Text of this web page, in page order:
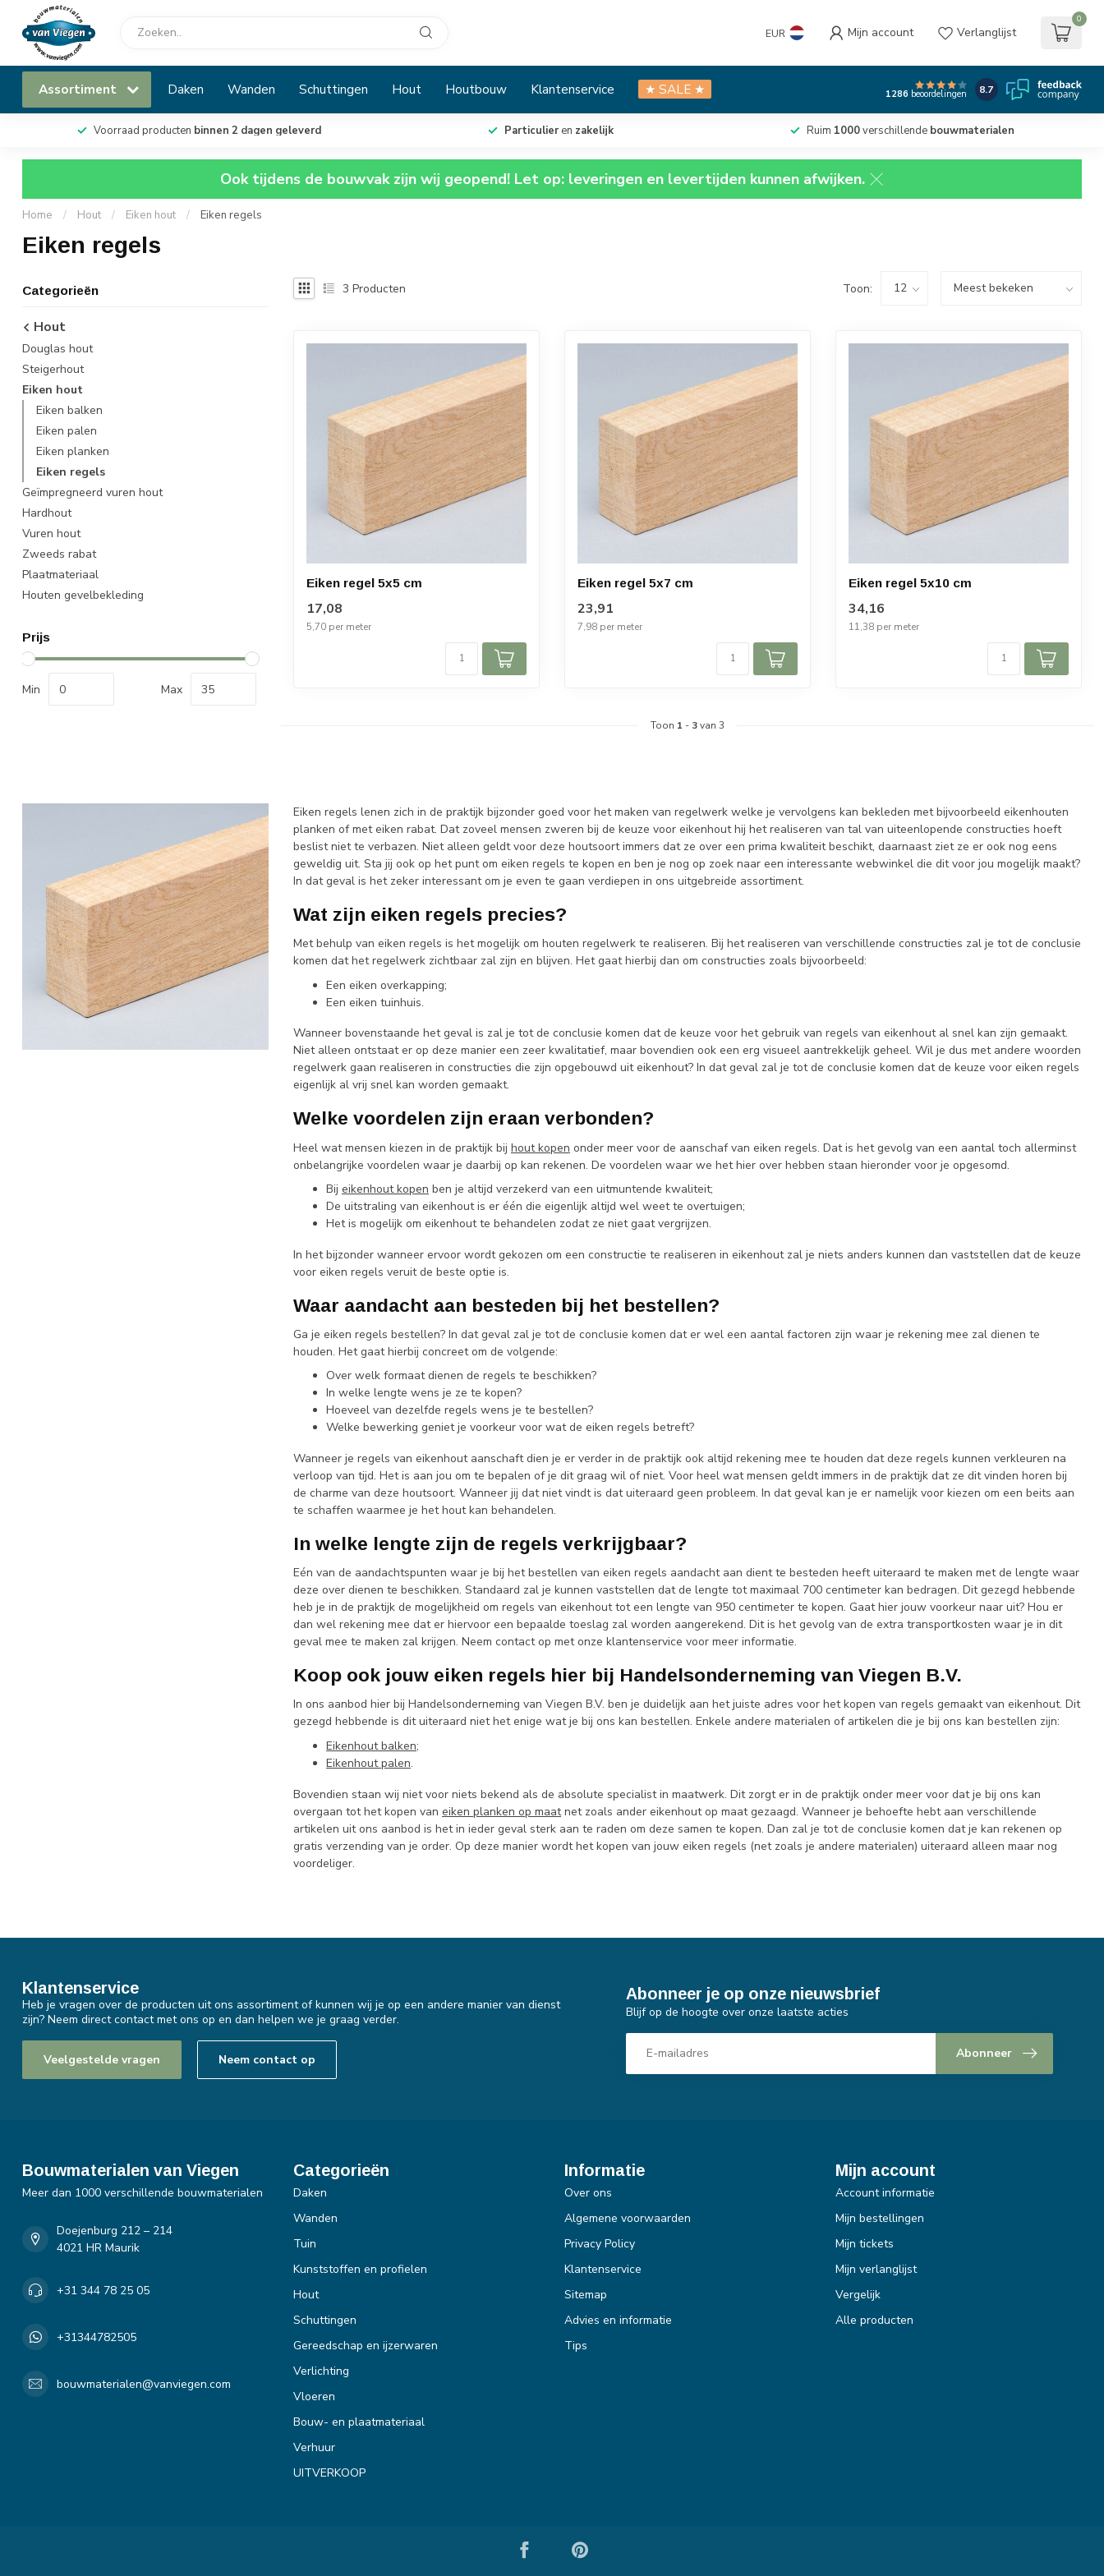
EUR Mijn account Verlanglijst
0
Assortiment Daken Wanden Schuttingen Hout Houtbouw Klantenservice ★ SALE ★ 1286 beoordelingen 8.7
Voorraad producten binnen 2 dagen geleverd Particulieren zakelijk Ruim 1000verschillende bouwmaterialen
Ook tijdens de bouwvak zijn wij geopend! Let op: leveringen en levertijden kunnen afwijken.
Home / Hout / Eiken hout / Eiken regels
Eiken regels
Categorieën
Hout
Douglas hout
Steigerhout
Eiken hout
Eiken balken
Eiken palen
Eiken planken
Eiken regels
Geïmpregneerd vuren hout
Hardhout
Vuren hout
Zweeds rabat
Plaatmateriaal
Houten gevelbekleding
Prijs
Min Max
3 Producten Toon:
Eiken regel 5x5 cm
17,08
5,70 per meter
Eiken regel 5x7 cm
23,91
7,98 per meter
Eiken regel 5x10 cm
34,16
11,38 per meter
Toon 1 - 3van 3
Eiken regels lenen zich in de praktijk bijzonder goed voor het maken van regelwerk welke je vervolgens kan bekleden met bijvoorbeeld eikenhouten
planken of met eiken rabat. Dat zoveel mensen zweren bij de keuze voor eikenhout hij het realiseren van tal van uiteenlopende constructies hoeft
beslist niet te verbazen. Niet alleen geldt voor deze houtsoort immers dat ze over een prima kwaliteit beschikt, daarnaast ziet ze er ook nog eens
geweldig uit. Sta jij ook op het punt om eiken regels te kopen en ben je nog op zoek naar een interessante webwinkel die dit voor jou mogelijk maakt?
In dat geval is het zeker interessant om je even te gaan verdiepen in ons uitgebreide assortiment.
Wat zijn eiken regels precies?
Met behulp van eiken regels is het mogelijk om houten regelwerk te realiseren. Bij het realiseren van verschillende constructies zal je tot de conclusie
komen dat het regelwerk zichtbaar zal zijn en blijven. Het gaat hierbij dan om constructies zoals bijvoorbeeld:
Een eiken overkapping;
Een eiken tuinhuis.
Wanneer bovenstaande het geval is zal je tot de conclusie komen dat de keuze voor het gebruik van regels van eikenhout al snel kan zijn gemaakt.
Niet alleen ontstaat er op deze manier een zeer kwalitatief, maar bovendien ook een erg visueel aantrekkelijk geheel. Wil je dus met andere woorden
regelwerk gaan realiseren in constructies die zijn opgebouwd uit eikenhout? In dat geval zal je tot de conclusie komen dat de keuze voor eiken regels
eigenlijk al vrij snel kan worden gemaakt.
Welke voordelen zijn eraan verbonden?
Heel wat mensen kiezen in de praktijk bij hout kopen onder meer voor de aanschaf van eiken regels. Dat is het gevolg van een aantal toch allerminst
onbelangrijke voordelen waar je daarbij op kan rekenen. De voordelen waar we het hier over hebben staan hieronder voor je opgesomd.
Bij eikenhout kopen ben je altijd verzekerd van een uitmuntende kwaliteit;
De uitstraling van eikenhout is er één die eigenlijk altijd wel weet te overtuigen;
Het is mogelijk om eikenhout te behandelen zodat ze niet gaat vergrijzen.
In het bijzonder wanneer ervoor wordt gekozen om een constructie te realiseren in eikenhout zal je niets anders kunnen dan vaststellen dat de keuze
voor eiken regels veruit de beste optie is.
Waar aandacht aan besteden bij het bestellen?
Ga je eiken regels bestellen? In dat geval zal je tot de conclusie komen dat er wel een aantal factoren zijn waar je rekening mee zal dienen te
houden. Het gaat hierbij concreet om de volgende:
Over welk formaat dienen de regels te beschikken?
In welke lengte wens je ze te kopen?
Hoeveel van dezelfde regels wens je te bestellen?
Welke bewerking geniet je voorkeur voor wat de eiken regels betreft?
Wanneer je regels van eikenhout aanschaft dien je er verder in de praktijk ook altijd rekening mee te houden dat deze regels kunnen verkleuren na
verloop van tijd. Het is aan jou om te bepalen of je dit graag wil of niet. Voor heel wat mensen geldt immers in de praktijk dat ze dit vinden horen bij
de charme van deze houtsoort. Wanneer jij dat niet vindt is dat uiteraard geen probleem. In dat geval kan je er namelijk voor kiezen om een beits aan
te schaffen waarmee je het hout kan behandelen.
In welke lengte zijn de regels verkrijgbaar?
Eén van de aandachtspunten waar je bij het bestellen van eiken regels aandacht aan dient te besteden heeft uiteraard te maken met de lengte waar
deze over dienen te beschikken. Standaard zal je kunnen vaststellen dat de lengte tot maximaal 700 centimeter kan bedragen. Dit gezegd hebbende
heb je in de praktijk de mogelijkheid om regels van eikenhout tot een lengte van 950 centimeter te kopen. Gaat hier jouw voorkeur naar uit? Hou er
dan wel rekening mee dat er hiervoor een bepaalde toeslag zal worden aangerekend. Dit is het gevolg van de extra transportkosten waar je in dit
geval mee te maken zal krijgen. Neem contact op met onze klantenservice voor meer informatie.
Koop ook jouw eiken regels hier bij Handelsonderneming van Viegen B.V.
In ons aanbod hier bij Handelsonderneming van Viegen B.V. ben je duidelijk aan het juiste adres voor het kopen van regels gemaakt van eikenhout. Dit
gezegd hebbende is dit uiteraard niet het enige wat je bij ons kan bestellen. Enkele andere materialen of artikelen die je bij ons kan bestellen zijn:
Eikenhout balken;
Eikenhout palen.
Bovendien staan wij niet voor niets bekend als de absolute specialist in maatwerk. Dit zorgt er in de praktijk onder meer voor dat je bij ons kan
overgaan tot het kopen van eiken planken op maatnet zoals ander eikenhout op maat gezaagd. Wanneer je behoefte hebt aan verschillende
artikelen uit ons aanbod is het in ieder geval sterk aan te raden om deze samen te kopen. Dan zal je tot de conclusie komen dat je kan rekenen op
gratis verzending van je order. Op deze manier wordt het kopen van jouw eiken regels (net zoals je andere materialen) uiteraard alleen maar nog
voordeliger.
Klantenservice
Heb je vragen over de producten uit ons assortiment of kunnen wij je op een andere manier van dienst
zijn? Neem direct contact met ons op en dan helpen we je graag verder.
Veelgestelde vragen Neem contact op
Abonneer je op onze nieuwsbrief
Blijf op de hoogte over onze laatste acties
Abonneer
Bouwmaterialen van Viegen
Meer dan 1000 verschillende bouwmaterialen
Doejenburg 212 – 214
4021 HR Maurik
+31 344 78 25 05
+31344782505
bouwmaterialen@vanviegen.com
Categorieën
Daken
Wanden
Tuin
Kunststoffen en profielen
Hout
Schuttingen
Gereedschap en ijzerwaren
Verlichting
Vloeren
Bouw- en plaatmateriaal
Verhuur
UITVERKOOP
Informatie
Over ons
Algemene voorwaarden
Privacy Policy
Klantenservice
Sitemap
Advies en informatie
Tips
Mijn account
Account informatie
Mijn bestellingen
Mijn tickets
Mijn verlanglijst
Vergelijk
Alle producten